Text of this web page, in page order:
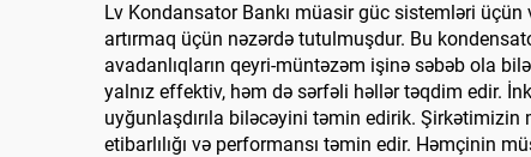
Lv Kondansator Bankı müasir güc sistemləri
artırmaq üçün nəzərdə tutulmuşdur. Bu
avadanlıqların qeyri-müntəzəm işinə səbəb ola
yalnız effektiv, həm də sərfəli həllər təqdim edir.
uyğunlaşdırıla biləcəyini təmin edirik.
etibarlılığı və performansı təmin edir. Həmçinin